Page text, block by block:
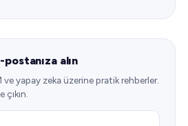
alın
yapay zeka üzerine pratik rehberler.